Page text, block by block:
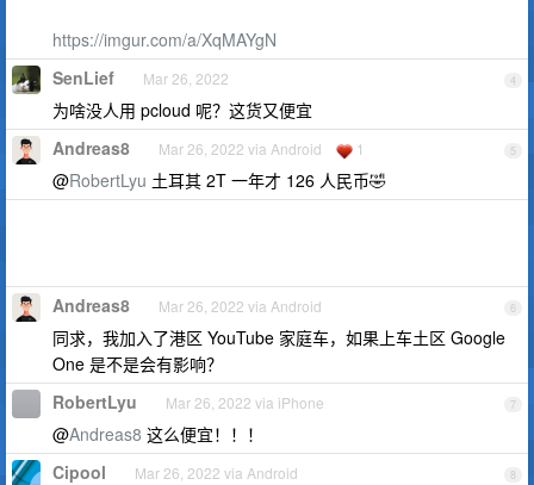
https://imgur.com/a/XqMAYgN
4
SenLief Mar 26, 2022
为啥没人用 pcloud 呢？这货又便宜
5
Andreas8 Mar 26, 2022 via Android 1
@RobertLyu 土耳其 2T 一年才 126 人民币🤣
6
Andreas8 Mar 26, 2022 via Android
同求，我加入了港区 YouTube 家庭车，如果上车土区 Google
One 是不是会有影响？
7
RobertLyu Mar 26, 2022 via iPhone
@Andreas8 这么便宜！！！
8
Cipool Mar 26, 2022 via Android